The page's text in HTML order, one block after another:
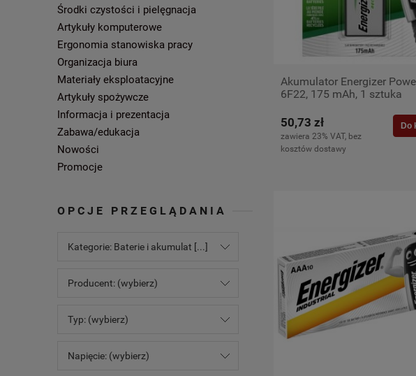
Akumulator Energizer
6F22, 175 mAh, 1 sztuka
50,73 zł
zawiera 23% VAT, bez
kosztów dostawy
Do
Środki czystości i pielęgnacja
Artykuły komputerowe
Ergonomia stanowiska pracy
Organizacja biura
Materiały eksploatacyjne
Artykuły spożywcze
Informacja i prezentacja
Zabawa/edukacja
Nowości
Promocje
OPCJE PRZEGLĄDANIA
Kategorie: Baterie i akumulat [...]
Producent: (wybierz)
Typ: (wybierz)
Napięcie: (wybierz)